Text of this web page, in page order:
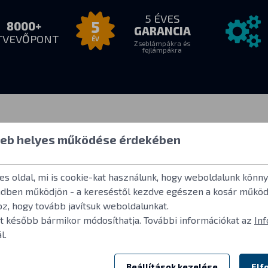
8000+
5
ÉV
5 ÉVES
GARANCIA
Zseblámpákra és
fejlámpákra
átvétel
2
Mindent a
Hogyan vásároljon
Általános szerződési feltételek
A termék visszaküldése
Reklamáció és szerviz
Gyakori
Az ANSI FL 1-
A lámpákban
helyes működése érdekében
oldal, mi is cookie-kat használunk, hogy weboldalunk
működjön - a kereséstől kezdve egészen a kosár
hogy tovább javítsuk weboldalunkat.
később bármikor módosíthatja. További információkat az